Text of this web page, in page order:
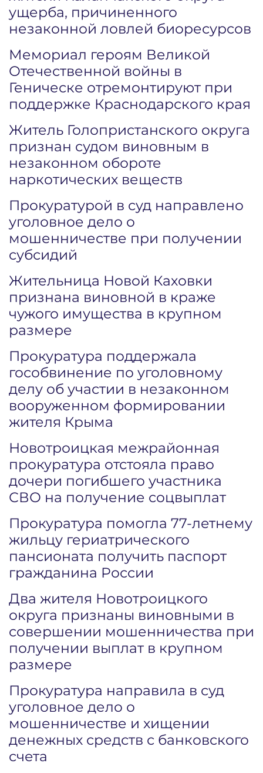
ущерба, причиненного
незаконной ловлей биоресурсов
Мемориал героям Великой
Отечественной войны в
Геническе отремонтируют при
поддержке Краснодарского края
Житель Голопристанского округа
признан судом виновным в
незаконном обороте
наркотических веществ
Прокуратурой в суд направлено
уголовное дело о
мошенничестве при получении
субсидий
Жительница Новой Каховки
признана виновной в краже
чужого имущества в крупном
размере
Прокуратура поддержала
гособвинение по уголовному
делу об участии в незаконном
вооруженном формировании
жителя Крыма
Новотроицкая межрайонная
прокуратура отстояла право
дочери погибшего участника
СВО на получение соцвыплат
Прокуратура помогла 77-летнему
жильцу гериатрического
пансионата получить паспорт
гражданина России
Два жителя Новотроицкого
округа признаны виновными в
совершении мошенничества при
получении выплат в крупном
размере
Прокуратура направила в суд
уголовное дело о
мошенничестве и хищении
денежных средств с банковского
счета